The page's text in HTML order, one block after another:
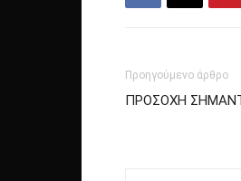
Προηγούμενο άρθρο
ΠΡΟΣΟΧΗ